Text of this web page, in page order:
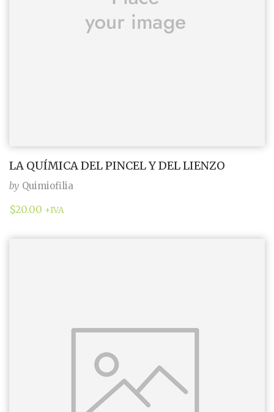
LA QUÍMICA DEL PINCEL Y DEL LIENZO
by Quimiofilia
$20.00 +IVA